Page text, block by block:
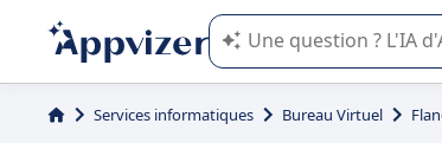
L'IA de Appvizer vous
Services informatiques Bureau Virtuel